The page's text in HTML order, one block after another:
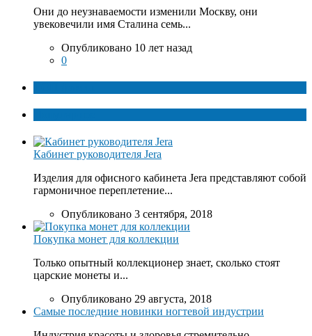
Они до неузнаваемости изменили Москву, они
увековечили имя Сталина семь...
Опубликовано 10 лет назад
0
Кабинет руководителя Jera
Изделия для офисного кабинета Jera представляют собой
гармоничное переплетение...
Опубликовано 3 сентября, 2018
Покупка монет для коллекции
Только опытный коллекционер знает, сколько стоят
царские монеты и...
Опубликовано 29 августа, 2018
Самые последние новинки ногтевой индустрии